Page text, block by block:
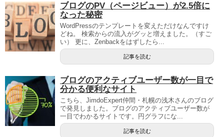
ブログのPV（ページビュー）が2.5倍に
なった秘密
WordPressのテンプレートを変えただけなんですけ
どね。 検索からの流入がグッと増えました。（すご
い） 更に、Zenbackをはずしたら...
記事を読む
ブログのアクティブユーザー数が一目で
分かる便利なサイト
こちら、JimdoExpert仲間・札幌の浅木さんのブログ
で発見しました。ブログのアクティブユーザー数が
一目でわかるサイトです。円グラフにな...
記事を読む